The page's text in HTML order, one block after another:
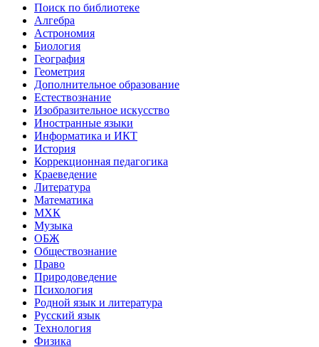
Поиск по библиотеке
Алгебра
Астрономия
Биология
География
Геометрия
Дополнительное образование
Естествознание
Изобразительное искусство
Иностранные языки
Информатика и ИКТ
История
Коррекционная педагогика
Краеведение
Литература
Математика
МХК
Музыка
ОБЖ
Обществознание
Право
Природоведение
Психология
Родной язык и литература
Русский язык
Технология
Физика